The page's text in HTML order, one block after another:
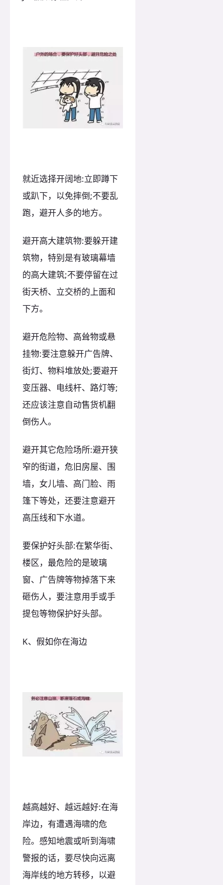
就近选择开阔地:立即蹲下
或趴下，以免摔倒;不要乱
跑，避开人多的地方。
避开高大建筑物:要躲开建
筑物，特别是有玻璃幕墙
的高大建筑;不要停留在过
街天桥、立交桥的上面和
下方。
避开危险物、高耸物或悬
挂物:要注意躲开广告牌、
街灯、物料堆放处;要避开
变压器、电线杆、路灯等;
还应该注意自动售货机翻
倒伤人。
避开其它危险场所:避开狭
窄的街道，危旧房屋、围
墙，女儿墙、高门脸、雨
篷下等处，还要注意避开
高压线和下水道。
要保护好头部:在繁华街、
楼区，最危险的是玻璃
窗、广告牌等物掉落下来
砸伤人，要注意用手或手
提包等物保护好头部。
K、假如你在海边
越高越好、越远越好:在海
岸边，有遭遇海啸的危
险。感知地震或听到海啸
警报的话，要尽快向远离
海岸线的地方转移，以避